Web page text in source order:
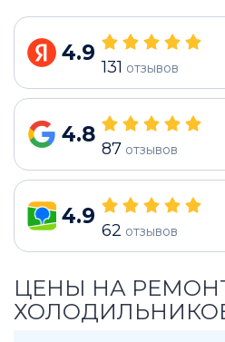
4.9
131 отзывов
4.8
87 отзывов
4.9
62 отзывов
ЦЕНЫ НА